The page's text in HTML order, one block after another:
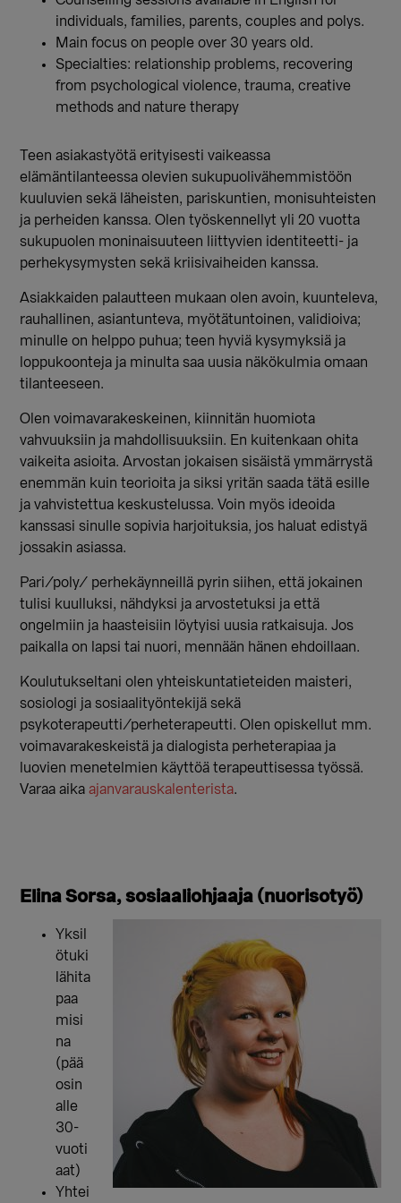
individuals, families, parents, couples and polys.
Main focus on people over 30 years old.
Specialties: relationship problems, recovering
from psychological violence, trauma, creative
methods and nature therapy
Teen asiakastyötä erityisesti vaikeassa
elämäntilanteessa olevien sukupuolivähemmistöön
kuuluvien sekä läheisten, pariskuntien, monisuhteisten
ja perheiden kanssa. Olen työskennellyt yli 20 vuotta
sukupuolen moninaisuuteen liittyvien identiteetti- ja
perhekysymysten sekä kriisivaiheiden kanssa.
Asiakkaiden palautteen mukaan olen avoin, kuunteleva,
rauhallinen, asiantunteva, myötätuntoinen, validioiva;
minulle on helppo puhua; teen hyviä kysymyksiä ja
loppukoonteja ja minulta saa uusia näkökulmia omaan
tilanteeseen.
Olen voimavarakeskeinen, kiinnitän huomiota
vahvuuksiin ja mahdollisuuksiin. En kuitenkaan ohita
vaikeita asioita. Arvostan jokaisen sisäistä ymmärrystä
enemmän kuin teorioita ja siksi yritän saada tätä esille
ja vahvistettua keskustelussa. Voin myös ideoida
kanssasi sinulle sopivia harjoituksia, jos haluat edistyä
jossakin asiassa.
Pari/poly/ perhekäynneillä pyrin siihen, että jokainen
tulisi kuulluksi, nähdyksi ja arvostetuksi ja että
ongelmiin ja haasteisiin löytyisi uusia ratkaisuja. Jos
paikalla on lapsi tai nuori, mennään hänen ehdoillaan.
Koulutukseltani olen yhteiskuntatieteiden maisteri,
sosiologi ja sosiaalityöntekijä sekä
psykoterapeutti/perheterapeutti. Olen opiskellut mm.
voimavarakeskeistä ja dialogista perheterapiaa ja
luovien menetelmien käyttöä terapeuttisessa työssä.
Varaa aikaajanvarauskalenterista.
Elina Sorsa, sosiaaliohjaaja (nuorisotyö)
Yksil
ötuki
lähita
paa
misi
na
(pää
osin
alle
30-
vuoti
aat)
Yhtei